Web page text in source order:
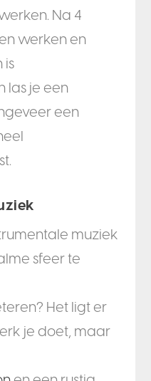
Na 4
werken en
is
las je een
een
muziek
sfeer te
Het ligt er
je doet, maar